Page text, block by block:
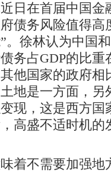
日在首届中国金
债务风险值得高
。徐林认为中国
务占GDP的比重
他国家的政府相
地是一方面，另
现，这是西方国
高盛不适时机的
不需要加强地